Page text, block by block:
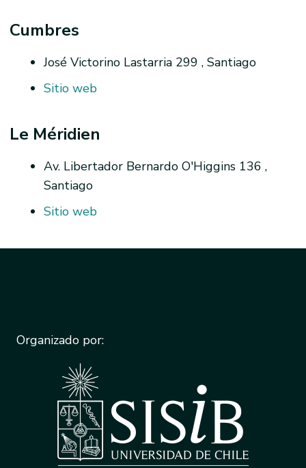
Cumbres
José Victorino Lastarria 299 , Santiago
Sitio web
Le Méridien
Av. Libertador Bernardo O'Higgins 136 ,
Santiago
Sitio web
Organizado por: